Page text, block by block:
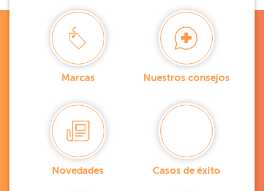
Marcas Nuestros consejos
Novedades Casos de éxito